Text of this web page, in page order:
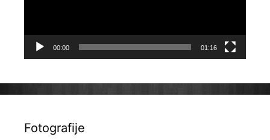
00:00 01:16
Fotografije